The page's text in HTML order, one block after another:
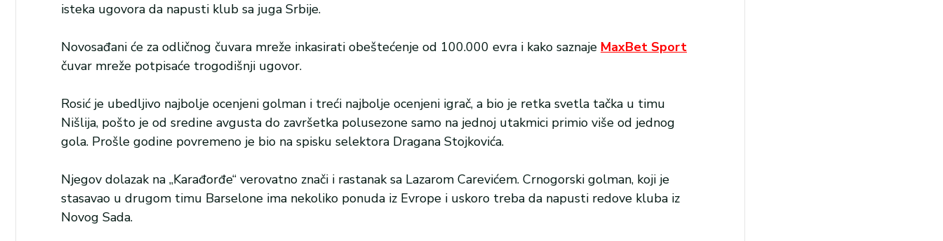
isteka ugovora da napusti klub sa juga Srbije.
Novosađani će za odličnog čuvara mreže inkasirati obeštećenje od 100.000 evra i kako saznaje MaxBet Sport
čuvar mreže potpisaće trogodišnji ugovor.
Rosić je ubedljivo najbolje ocenjeni golman i treći najbolje ocenjeni igrač, a bio je retka svetla tačka u timu
Nišlija, pošto je od sredine avgusta do završetka polusezone samo na jednoj utakmici primio više od jednog
gola. Prošle godine povremeno je bio na spisku selektora Dragana Stojkovića.
Njegov dolazak na „Karađorđe“ verovatno znači i rastanak sa Lazarom Carevićem. Crnogorski golman, koji je
stasavao u drugom timu Barselone ima nekoliko ponuda iz Evrope i uskoro treba da napusti redove kluba iz
Novog Sada.